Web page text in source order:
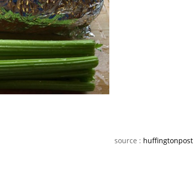
source : huffingtonpost